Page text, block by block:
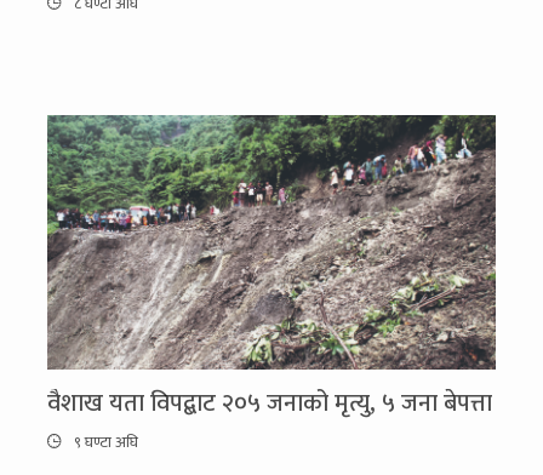
वैशाख यता विपद्बाट २०५ जनाको मृत्यु, ५ जना बेपत्ता
९ घण्टा अघि